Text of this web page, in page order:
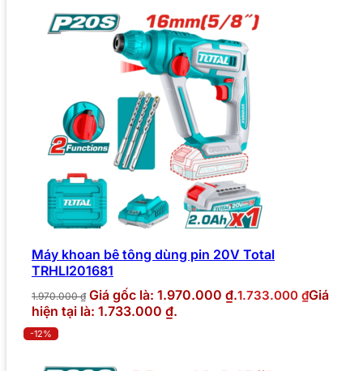
Máy khoan bê tông dùng pin 20V Total
TRHLI201681
1.970.000₫ Giá gốc là: 1.970.000 ₫.1.733.000 ₫Giá
hiện tại là: 1.733.000 ₫.
-12%